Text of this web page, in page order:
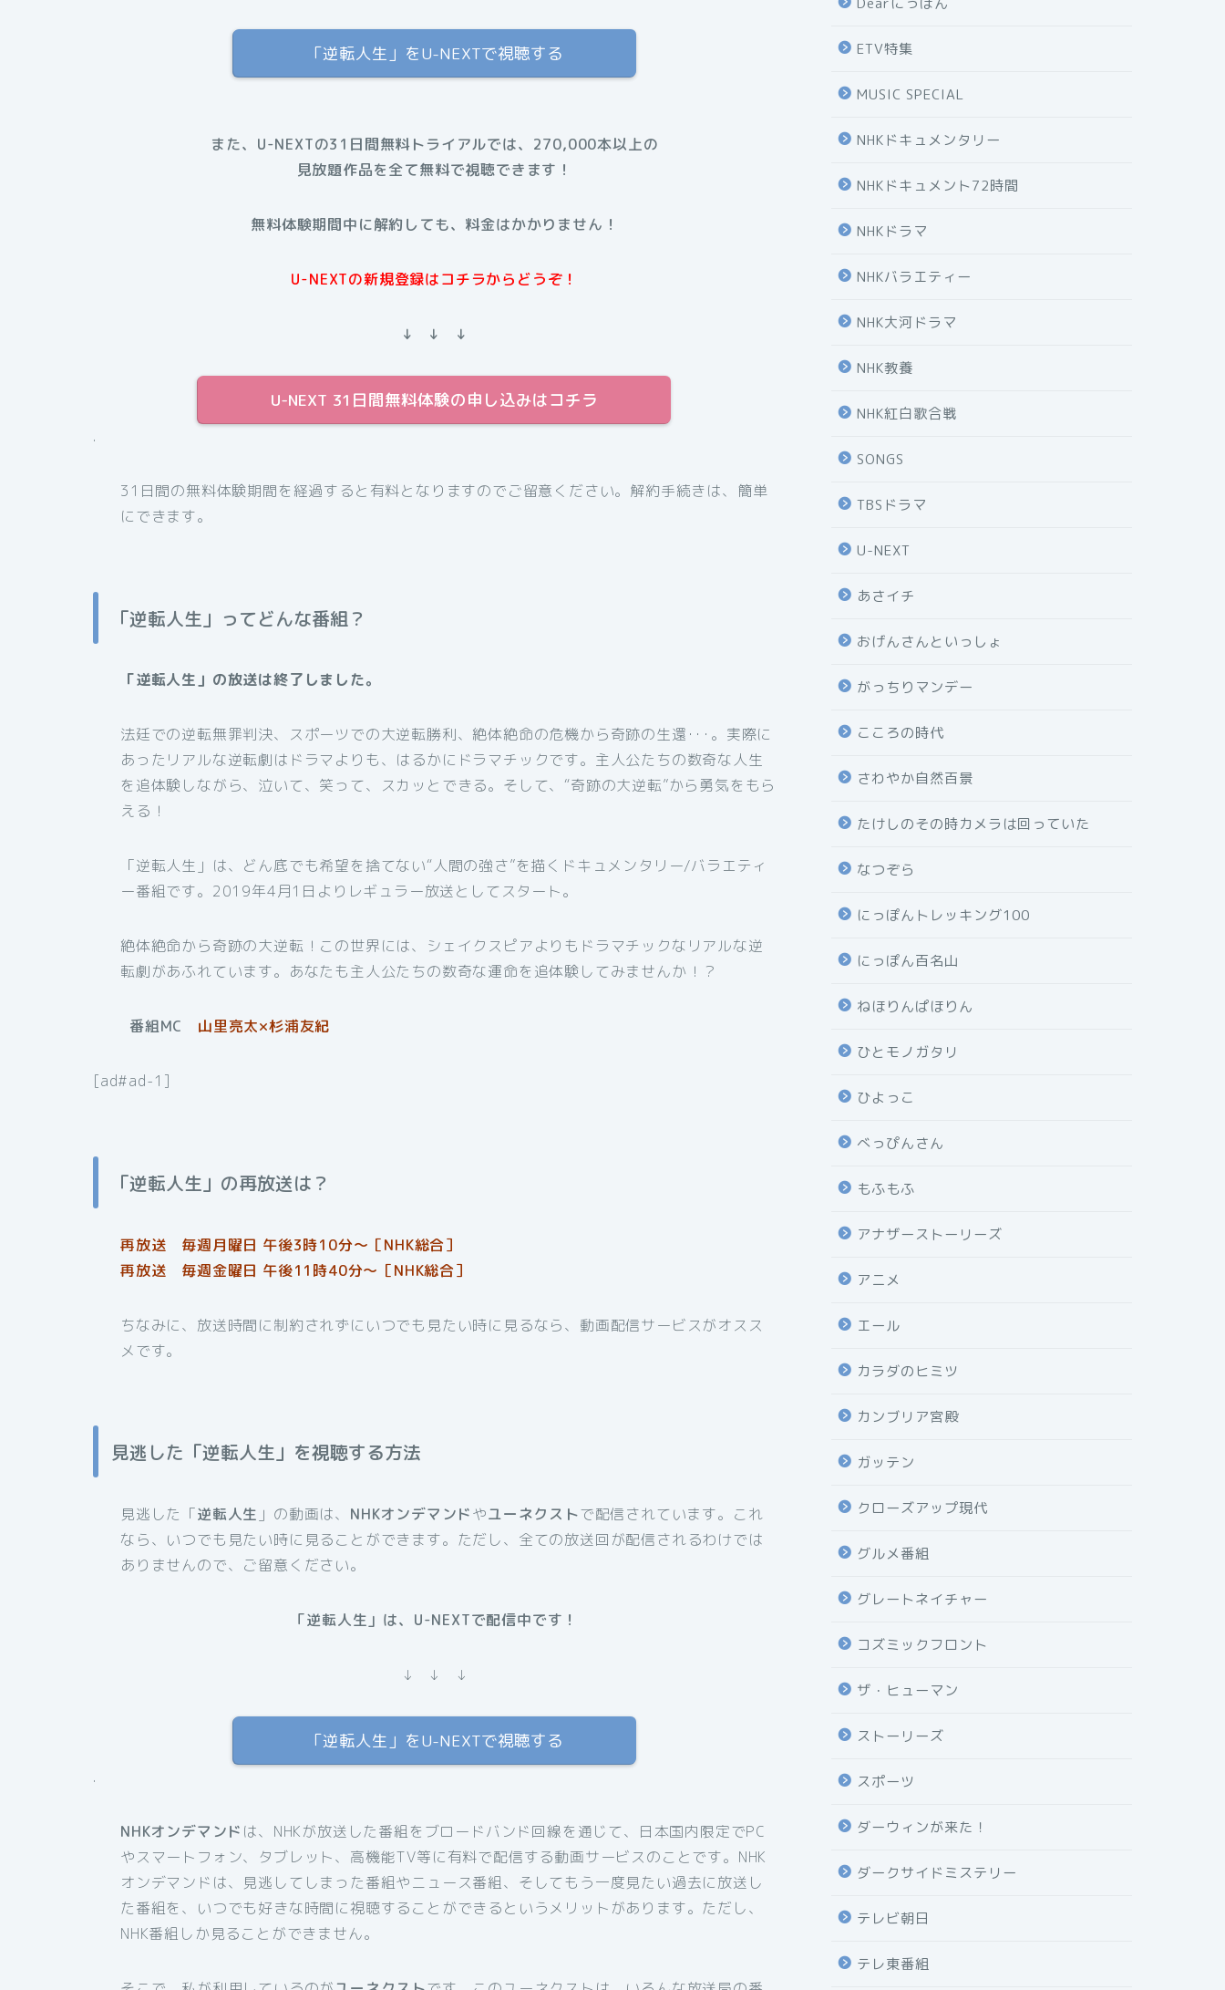
「逆転人生」をU-NEXTで視聴する
また、U-NEXTの31日間無料トライアルでは、270,000本以上の
見放題作品を全て無料で視聴できます！
無料体験期間中に解約しても、料金はかかりません！
U-NEXTの新規登録はコチラからどうぞ！
↓ ↓ ↓
U-NEXT 31日間無料体験の申し込みはコチラ
.
31日間の無料体験期間を経過すると有料となりますのでご留意ください。解約手続きは、簡単
にできます。
「逆転人生」ってどんな番組？
「逆転人生」の放送は終了しました。
法廷での逆転無罪判決、スポーツでの大逆転勝利、絶体絶命の危機から奇跡の生還･･･。実際に
あったリアルな逆転劇はドラマよりも、はるかにドラマチックです。主人公たちの数奇な人生
を追体験しながら、泣いて、笑って、スカッとできる。そして、“奇跡の大逆転”から勇気をもら
える！
「逆転人生」は、どん底でも希望を捨てない“人間の強さ”を描くドキュメンタリー/バラエティ
ー番組です。2019年4月1日よりレギュラー放送としてスタート。
絶体絶命から奇跡の大逆転！この世界には、シェイクスピアよりもドラマチックなリアルな逆
転劇があふれています。あなたも主人公たちの数奇な運命を追体験してみませんか！？
番組MC 山里亮太×杉浦友紀
[ad#ad-1]
「逆転人生」の再放送は？
再放送 毎週月曜日 午後3時10分～［NHK総合］
再放送 毎週金曜日 午後11時40分〜［NHK総合］
ちなみに、放送時間に制約されずにいつでも見たい時に見るなら、動画配信サービスがオスス
メです。
見逃した「逆転人生」を視聴する方法
見逃した「逆転人生 」の動画は、 NHKオンデマンドやユーネクストで配信されています。これ
なら、いつでも見たい時に見ることができます。ただし、全ての放送回が配信されるわけでは
ありませんので、ご留意ください。
「逆転人生」は、U-NEXTで配信中です！
↓ ↓ ↓
「逆転人生」をU-NEXTで視聴する
.
NHKオンデマンド は、NHKが放送した番組をブロードバンド回線を通じて、日本国内限定でPC
やスマートフォン、タブレット、高機能TV等に有料で配信する動画サービスのことです。NHK
オンデマンドは、見逃してしまった番組やニュース番組、そしてもう一度見たい過去に放送し
た番組を、いつでも好きな時間に視聴することができるというメリットがあります。ただし、
NHK番組しか見ることができません。
ETV特集
MUSIC SPECIAL
NHKドキュメンタリー
NHKドキュメント72時間
NHKドラマ
NHKバラエティー
NHK大河ドラマ
NHK教養
NHK紅白歌合戦
SONGS
TBSドラマ
U-NEXT
あさイチ
おげんさんといっしょ
がっちりマンデー
こころの時代
さわやか自然百景
たけしのその時カメラは回っていた
なつぞら
にっぽんトレッキング100
にっぽん百名山
ねほりんぱほりん
ひとモノガタリ
ひよっこ
べっぴんさん
もふもふ
アナザーストーリーズ
アニメ
エール
カラダのヒミツ
カンブリア宮殿
ガッテン
クローズアップ現代
グルメ番組
グレートネイチャー
コズミックフロント
ザ・ヒューマン
ストーリーズ
スポーツ
ダーウィンが来た！
ダークサイドミステリー
テレビ朝日
テレ東番組